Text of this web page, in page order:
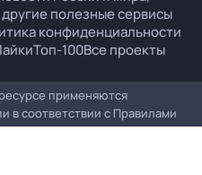
полезные сервисы
конфиденциальности
Топ-100Все проекты
применяются
в соответствии с Правилами